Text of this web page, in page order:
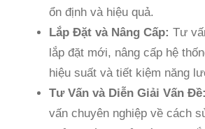
ổn định và hiệu quả.
Lắp Đặt và Nâng Cấp: Tư
lắp đặt mới, nâng cấp hệ
hiệu suất và tiết kiệm năng
Tư Vấn và Diễn Giải Vấn Đề:
vấn chuyên nghiệp về cách